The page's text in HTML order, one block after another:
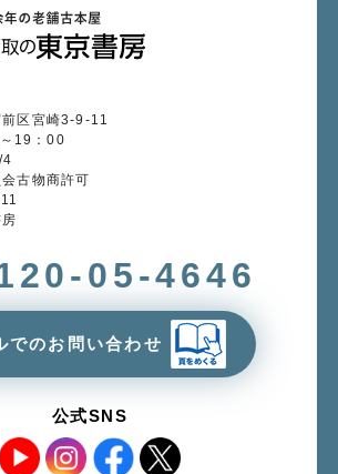
区宮崎3-9-11
19：00
4
古物商許可
05-4646
でのお問い合わせ
公式SNS